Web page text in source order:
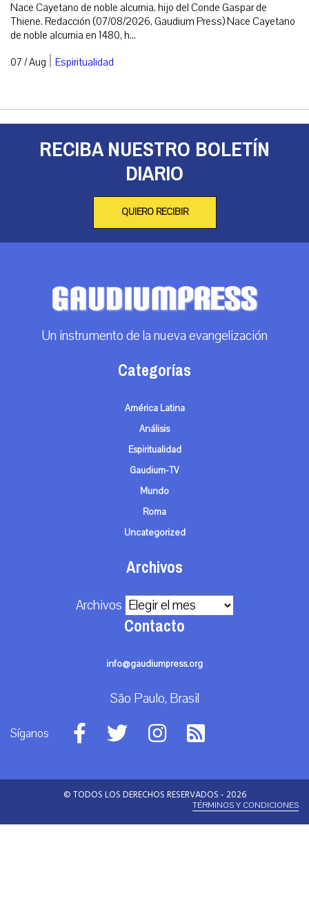
Nace Cayetano de noble alcurnia, hijo del Conde Gaspar de
Thiene. Redacción (07/08/2026, Gaudium Press) Nace Cayetano
de noble alcurnia en 1480, h...
07 / Aug | Espiritualidad
RECIBA NUESTRO BOLETÍN
DIARIO
QUIERO RECIBIR
Un instrumento de la nueva evangelización
Categorías
América Latina
Análisis
Espiritualidad
Gaudium-TV
Mundo
Roma
Uncategorized
Archivos
Archivos
Contacto
info@gaudiumpress.org
São Paulo, Brasil
Síganos
© TODOS LOS DERECHOS RESERVADOS - 2026
TÉRMINOS Y CONDICIONES